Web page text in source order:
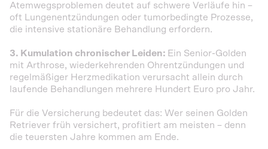
Atemwegsproblemen deutet auf schwere Verläufe hin –
oft Lungenentzündungen oder tumorbedingte Prozesse,
die intensive stationäre Behandlung erfordern.
3. Kumulation chronischer Leiden: Ein Senior-Golden
mit Arthrose, wiederkehrenden Ohrentzündungen und
regelmäßiger Herzmedikation verursacht allein durch
laufende Behandlungen mehrere Hundert Euro pro Jahr.
Für die Versicherung bedeutet das: Wer seinen Golden
Retriever früh versichert, profitiert am meisten – denn
die teuersten Jahre kommen am Ende.